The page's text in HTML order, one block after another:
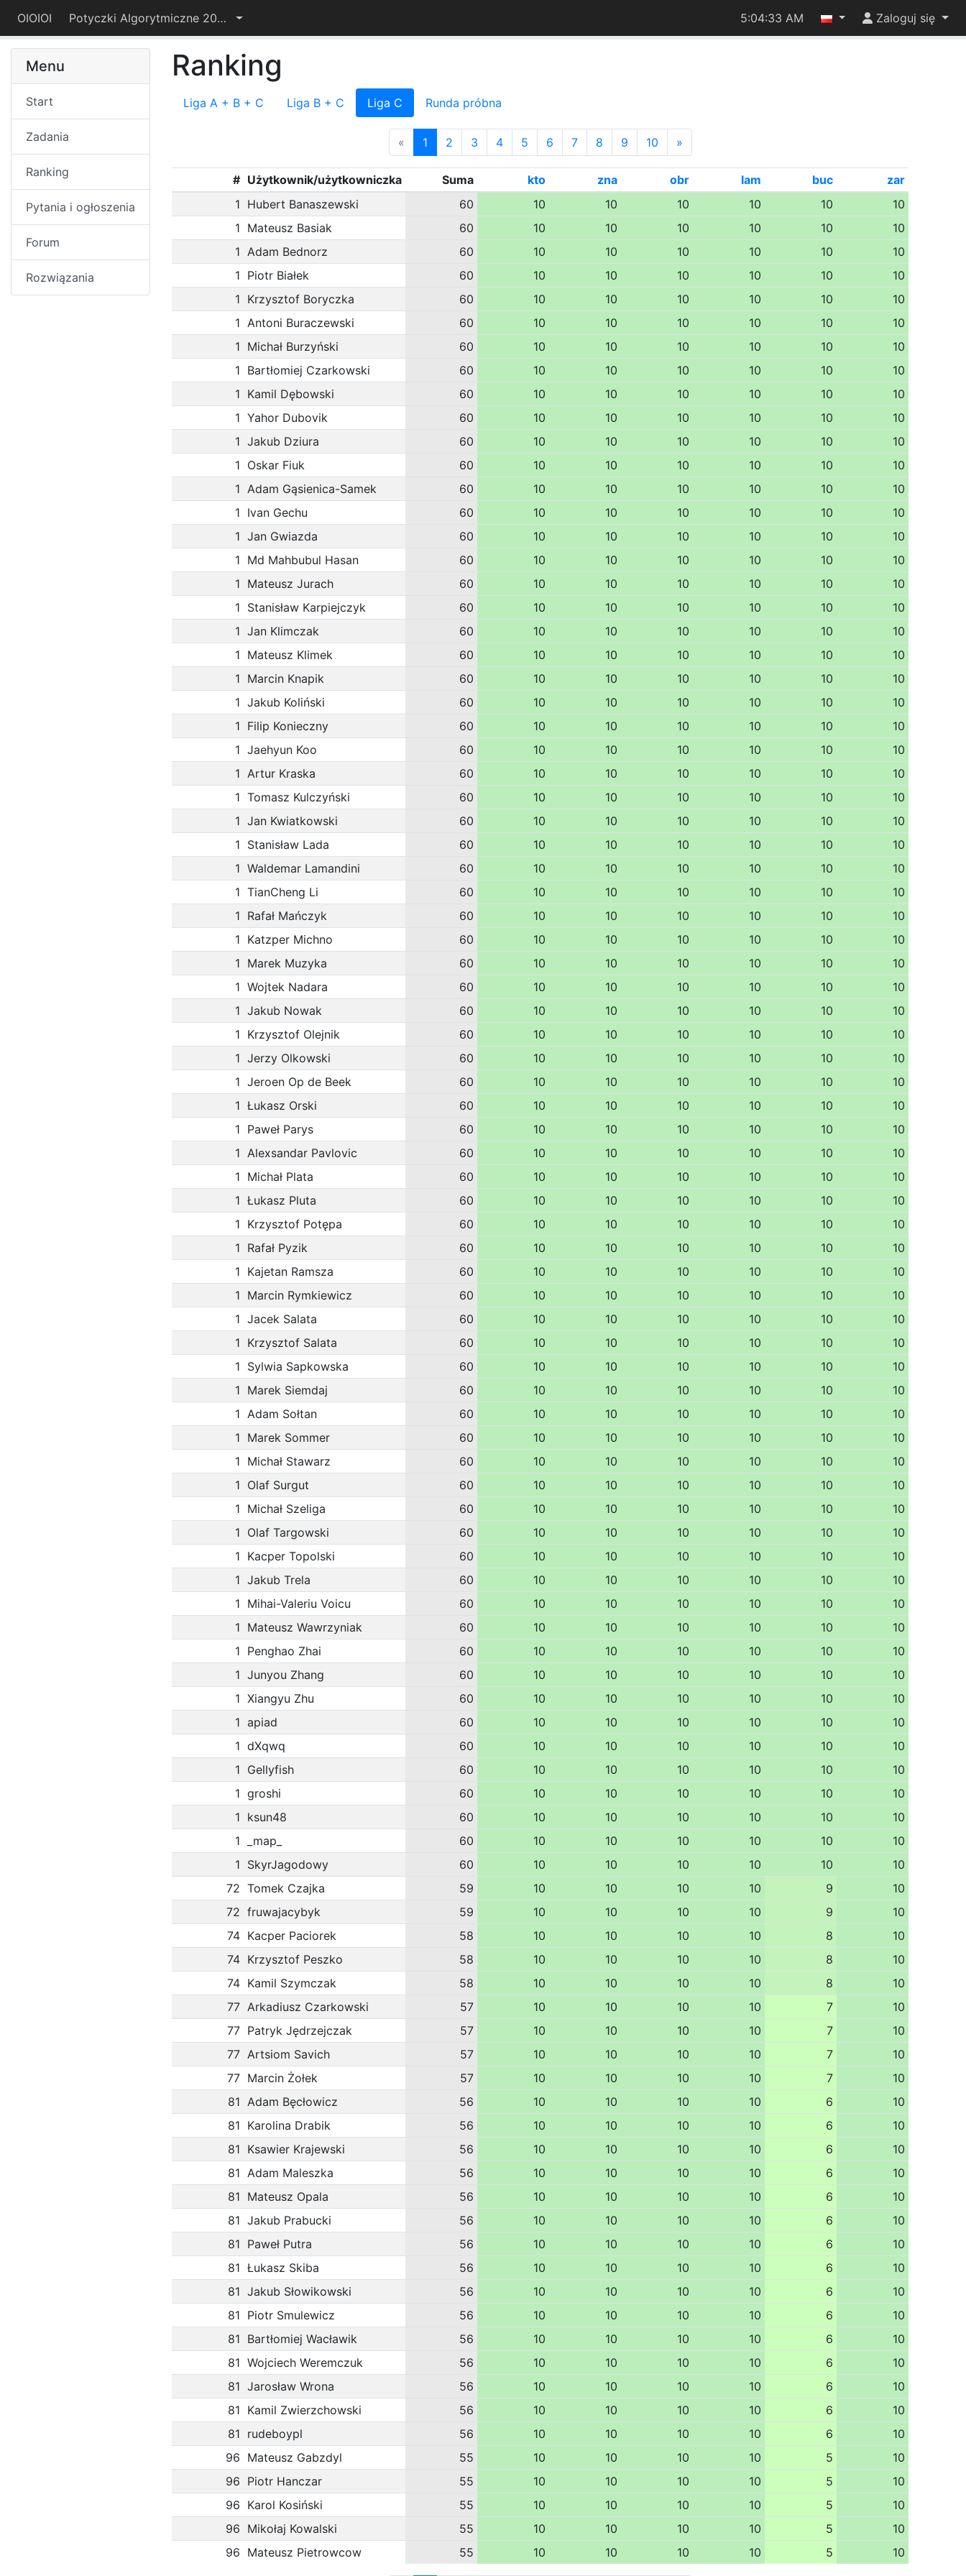
OIOIOI Potyczki Algorytmiczne 2024 5:04:34 AM Zaloguj się
Menu
Start
Zadania
Ranking
Pytania i ogłoszenia
Forum
Rozwiązania
Ranking
Liga A + B + C Liga B + C Liga C Runda próbna
« 1 2 3 4 5 6 7 8 9 10 »
# Użytkownik/użytkowniczka Suma kto zna obr lam buc
zar
1 Hubert Banaszewski 60 10 10 10 10 10
10
1 Mateusz Basiak 60 10 10 10 10 10
10
1 Adam Bednorz 60 10 10 10 10 10
10
1 Piotr Białek 60 10 10 10 10 10
10
1 Krzysztof Boryczka 60 10 10 10 10 10
10
1 Antoni Buraczewski 60 10 10 10 10 10
10
1 Michał Burzyński 60 10 10 10 10 10
10
1 Bartłomiej Czarkowski 60 10 10 10 10 10
10
1 Kamil Dębowski 60 10 10 10 10 10
10
1 Yahor Dubovik 60 10 10 10 10 10
10
1 Jakub Dziura 60 10 10 10 10 10
10
1 Oskar Fiuk 60 10 10 10 10 10
10
1 Adam Gąsienica-Samek 60 10 10 10 10 10
10
1 Ivan Gechu 60 10 10 10 10 10
10
1 Jan Gwiazda 60 10 10 10 10 10
10
1 Md Mahbubul Hasan 60 10 10 10 10 10
10
1 Mateusz Jurach 60 10 10 10 10 10
10
1 Stanisław Karpiejczyk 60 10 10 10 10 10
10
1 Jan Klimczak 60 10 10 10 10 10
10
1 Mateusz Klimek 60 10 10 10 10 10
10
1 Marcin Knapik 60 10 10 10 10 10
10
1 Jakub Koliński 60 10 10 10 10 10
10
1 Filip Konieczny 60 10 10 10 10 10
10
1 Jaehyun Koo 60 10 10 10 10 10
10
1 Artur Kraska 60 10 10 10 10 10
10
1 Tomasz Kulczyński 60 10 10 10 10 10
10
1 Jan Kwiatkowski 60 10 10 10 10 10
10
1 Stanisław Lada 60 10 10 10 10 10
10
1 Waldemar Lamandini 60 10 10 10 10 10
10
1 TianCheng Li 60 10 10 10 10 10
10
1 Rafał Mańczyk 60 10 10 10 10 10
10
1 Katzper Michno 60 10 10 10 10 10
10
1 Marek Muzyka 60 10 10 10 10 10
10
1 Wojtek Nadara 60 10 10 10 10 10
10
1 Jakub Nowak 60 10 10 10 10 10
10
1 Krzysztof Olejnik 60 10 10 10 10 10
10
1 Jerzy Olkowski 60 10 10 10 10 10
10
1 Jeroen Op de Beek 60 10 10 10 10 10
10
1 Łukasz Orski 60 10 10 10 10 10
10
1 Paweł Parys 60 10 10 10 10 10
10
1 Alexsandar Pavlovic 60 10 10 10 10 10
10
1 Michał Plata 60 10 10 10 10 10
10
1 Łukasz Pluta 60 10 10 10 10 10
10
1 Krzysztof Potępa 60 10 10 10 10 10
10
1 Rafał Pyzik 60 10 10 10 10 10
10
1 Kajetan Ramsza 60 10 10 10 10 10
10
1 Marcin Rymkiewicz 60 10 10 10 10 10
10
1 Jacek Salata 60 10 10 10 10 10
10
1 Krzysztof Salata 60 10 10 10 10 10
10
1 Sylwia Sapkowska 60 10 10 10 10 10
10
1 Marek Siemdaj 60 10 10 10 10 10
10
1 Adam Sołtan 60 10 10 10 10 10
10
1 Marek Sommer 60 10 10 10 10 10
10
1 Michał Stawarz 60 10 10 10 10 10
10
1 Olaf Surgut 60 10 10 10 10 10
10
1 Michał Szeliga 60 10 10 10 10 10
10
1 Olaf Targowski 60 10 10 10 10 10
10
1 Kacper Topolski 60 10 10 10 10 10
10
1 Jakub Trela 60 10 10 10 10 10
10
1 Mihai-Valeriu Voicu 60 10 10 10 10 10
10
1 Mateusz Wawrzyniak 60 10 10 10 10 10
10
1 Penghao Zhai 60 10 10 10 10 10
10
1 Junyou Zhang 60 10 10 10 10 10
10
1 Xiangyu Zhu 60 10 10 10 10 10
10
1 apiad 60 10 10 10 10 10
10
1 dXqwq 60 10 10 10 10 10
10
1 Gellyfish 60 10 10 10 10 10
10
1 groshi 60 10 10 10 10 10
10
1 ksun48 60 10 10 10 10 10
10
1
_map_ 60 10 10 10 10 10
10
1 SkyrJagodowy 60 10 10 10 10 10
10
72 Tomek Czajka 59 10 10 10 10 9
10
72 fruwajacybyk 59 10 10 10 10 9
10
74 Kacper Paciorek 58 10 10 10 10 8
10
74 Krzysztof Peszko 58 10 10 10 10 8
10
74 Kamil Szymczak 58 10 10 10 10 8
10
77 Arkadiusz Czarkowski 57 10 10 10 10 7
10
77 Patryk Jędrzejczak 57 10 10 10 10 7
10
77 Artsiom Savich 57 10 10 10 10 7
10
77 Marcin Żołek 57 10 10 10 10 7
10
81 Adam Bęcłowicz 56 10 10 10 10 6
10
81 Karolina Drabik 56 10 10 10 10 6
10
81 Ksawier Krajewski 56 10 10 10 10 6
10
81 Adam Maleszka 56 10 10 10 10 6
10
81 Mateusz Opala 56 10 10 10 10 6
10
81 Jakub Prabucki 56 10 10 10 10 6
10
81 Paweł Putra 56 10 10 10 10 6
10
81 Łukasz Skiba 56 10 10 10 10 6
10
81 Jakub Słowikowski 56 10 10 10 10 6
10
81 Piotr Smulewicz 56 10 10 10 10 6
10
81 Bartłomiej Wacławik 56 10 10 10 10 6
10
81 Wojciech Weremczuk 56 10 10 10 10 6
10
81 Jarosław Wrona 56 10 10 10 10 6
10
81 Kamil Zwierzchowski 56 10 10 10 10 6
10
81 rudeboypl 56 10 10 10 10 6
10
96 Mateusz Gabzdyl 55 10 10 10 10 5
10
96 Piotr Hanczar 55 10 10 10 10 5
10
96 Karol Kosiński 55 10 10 10 10 5
10
96 Mikołaj Kowalski 55 10 10 10 10 5
10
96 Mateusz Pietrowcow 55 10 10 10 10 5 10